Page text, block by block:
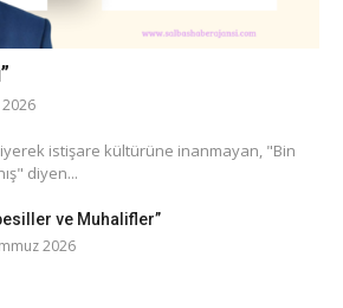
istişare kültürüne inanmayan, "Bin
diyen...
ve Muhalifler”
2026